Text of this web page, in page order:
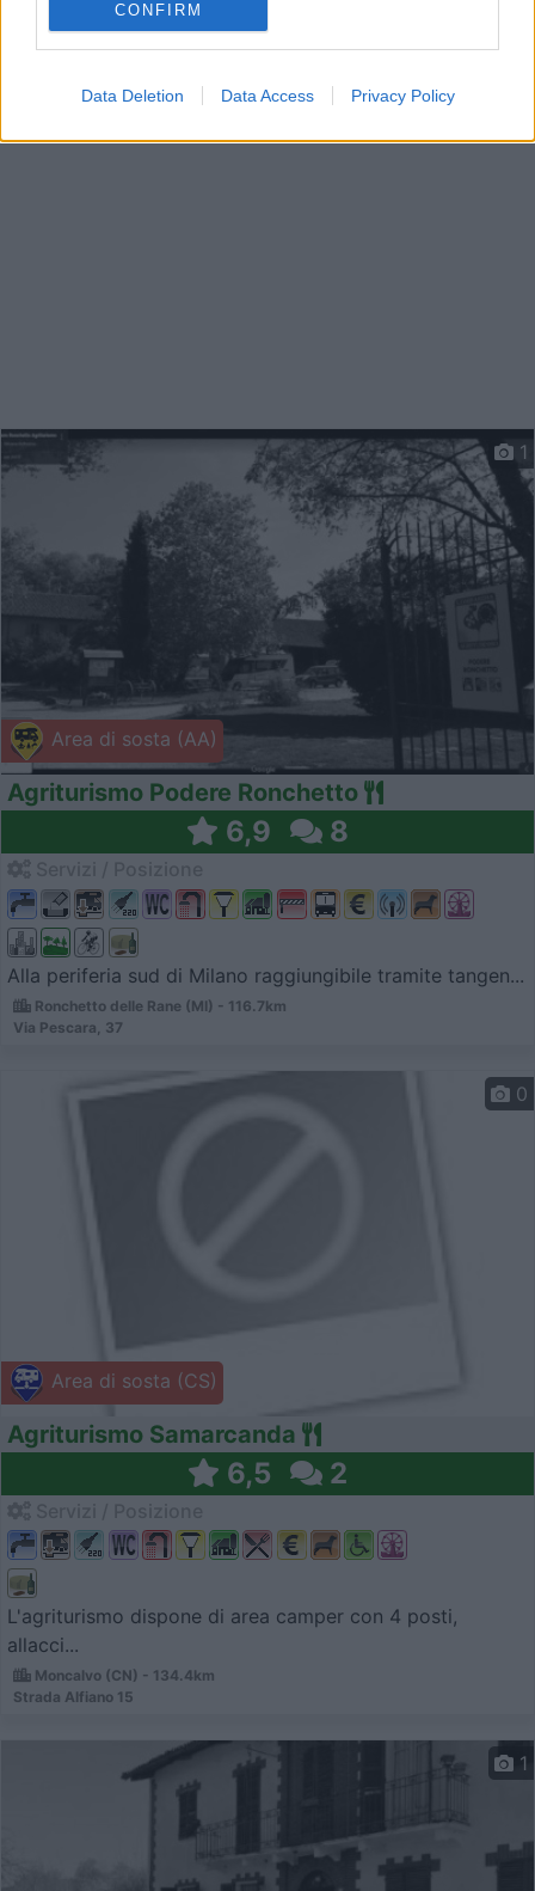
CONFIRM
Data Deletion Data Access Privacy Policy
La tenuta sorge in Lomellina e dispone di 5 stalli, senza...
Area di sosta (AA)
1
Agriturismo Podere Ronchetto
6,9 8
Alla periferia sud di Milano raggiungibile tramite tangen...
Ronchetto delle Rane (MI) - 116.7km
Via Pescara, 37
Area di sosta (CS)
0
Agriturismo Samarcanda
6,5 2
L'agriturismo dispone di area camper con 4 posti,
allacci...
Moncalvo (CN) - 134.4km
Strada Alfiano 15
1